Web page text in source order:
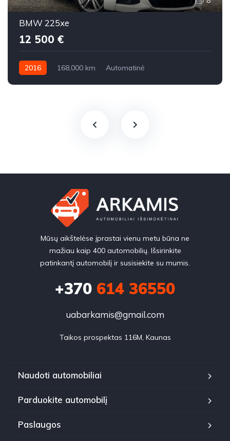
BMW 225xe
12 500 €
2016 168,000 km
Automatinė
Mūsų aikštelėse įprastai vienu metu būna ne
mažiau kaip 400 automobilių. Išsirinkite
patinkantį automobilį ir susisiekite su mumis.
+370 614 36550
uabarkamis@gmail.com
Taikos prospektas 116M, Kaunas
Naudoti automobiliai
Parduokite automobilį
Paslaugos